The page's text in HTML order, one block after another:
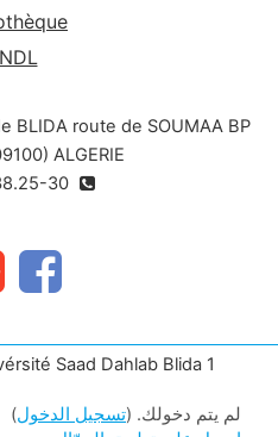
BLIDA route de SOUMAA BP
ALGERIE
Saad Dahlab Blida 1
لم يتم دخولك. (تسجيل الدخول)